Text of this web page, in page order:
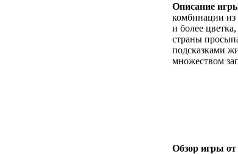
Описание
комбинации из
и более
страны
подсказками
множеством
Обзор игры